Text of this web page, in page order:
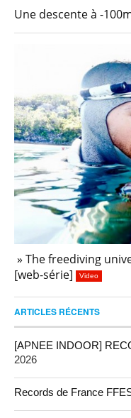
Une descente à -
» The freediving
[web-série]
Video
ARTICLES RÉCENTS
[APNEE INDOOR]
2026
Records de France